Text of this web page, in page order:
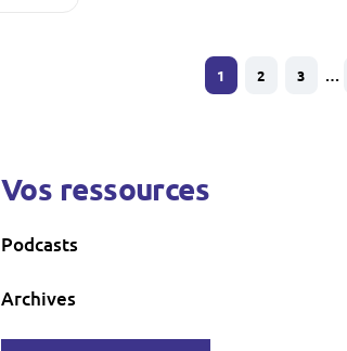
1 2 3 …
Vos ressources
Podcasts
Archives